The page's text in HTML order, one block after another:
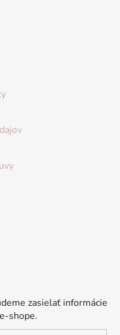
zasielať informácie
shope.